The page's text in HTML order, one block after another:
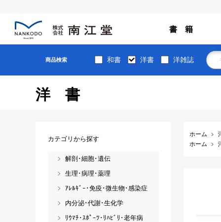
書 籍
商品検索 和書 洋書 洋雑誌
洋書
ホーム
ホーム
カテゴリから探す
解剖･細胞･遺伝
生理･病理･薬理
ｱﾚﾙｷﾞｰ･免疫･微生物･感染症
内分泌･代謝･生化学
ﾘｳﾏﾁ･ｽﾎﾟｰﾂ･ﾘﾊﾋﾞﾘ･老年病